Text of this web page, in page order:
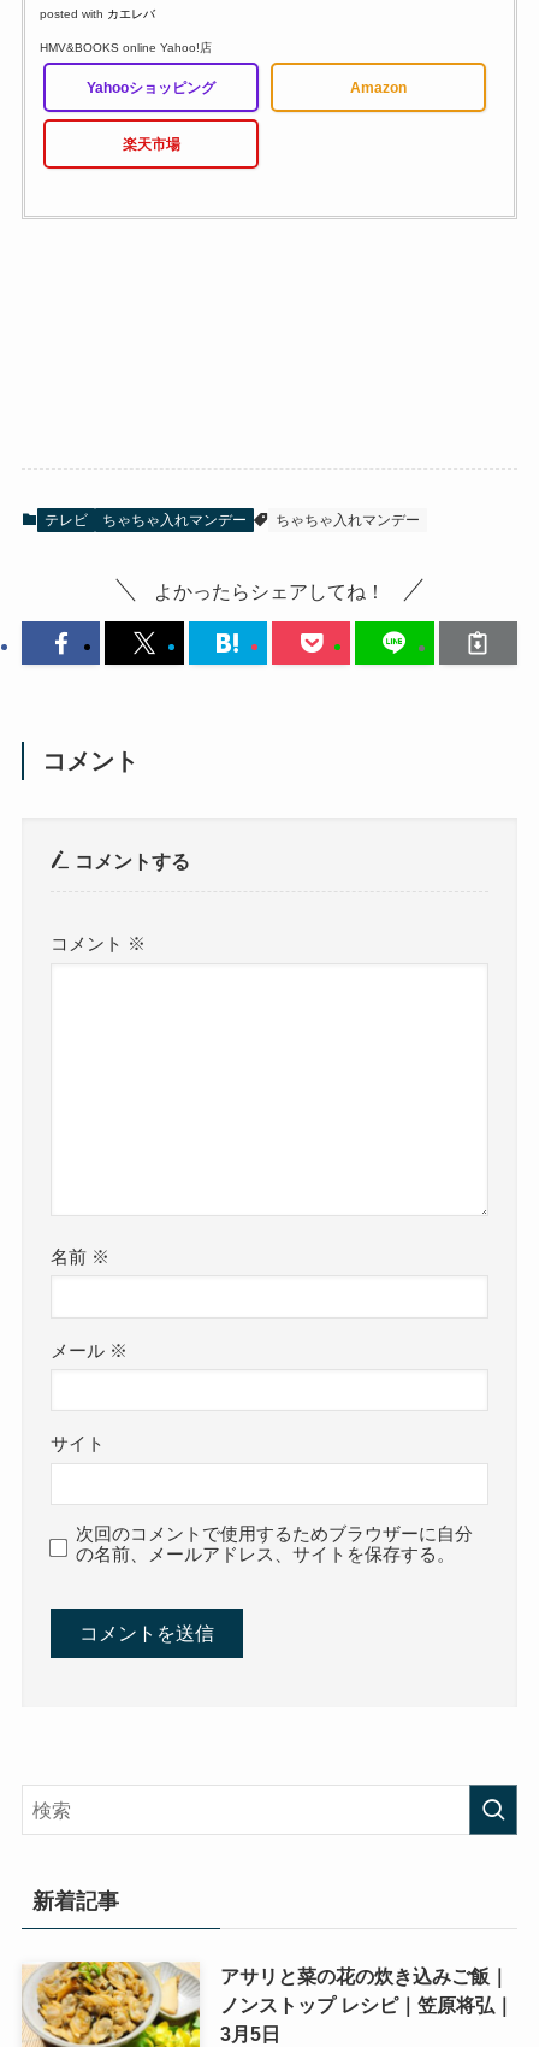
posted with カエレバ
HMV&BOOKS online Yahoo!店
Yahooショッピング Amazon
楽天市場
テレビ ちゃちゃ入れマンデー ちゃちゃ入れマンデー
よかったらシェアしてね！
コメント
コメントする
コメント ※
名前 ※
メール ※
サイト
次回のコメントで使用するためブラウザーに自分
の名前、メールアドレス、サイトを保存する。
新着記事
アサリと菜の花の炊き込みご飯｜
ノンストップ レシピ｜笠原将弘｜
3月5日